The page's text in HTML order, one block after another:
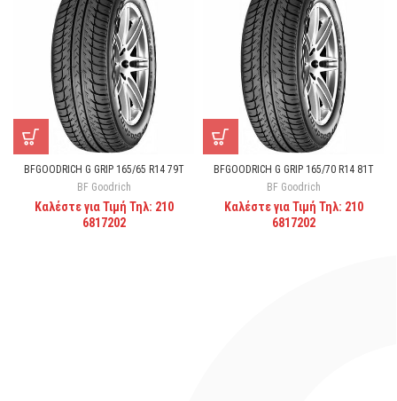
BFGOODRICH G GRIP 165/65 R14 79T
BF Goodrich
Καλέστε για Τιμή Τηλ: 210
6817202
BFGOODRICH G GRIP 165/70 R14 81T
BF Goodrich
Καλέστε για Τιμή Τηλ: 210
6817202